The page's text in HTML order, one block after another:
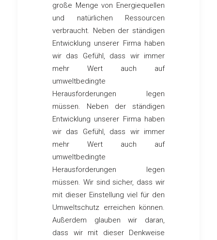
große Menge von Energiequellen
und natürlichen Ressourcen
verbraucht. Neben der ständigen
Entwicklung unserer Firma haben
wir das Gefühl, dass wir immer
mehr Wert auch auf
umweltbedingte
Herausforderungen legen
müssen. Neben der ständigen
Entwicklung unserer Firma haben
wir das Gefühl, dass wir immer
mehr Wert auch auf
umweltbedingte
Herausforderungen legen
müssen. Wir sind sicher, dass wir
mit dieser Einstellung viel für den
Umweltschutz erreichen können.
Außerdem glauben wir daran,
dass wir mit dieser Denkweise